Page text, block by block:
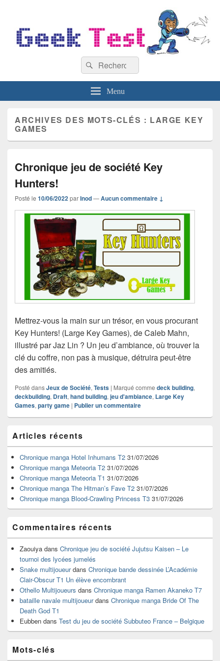
Recherche :
Rechercher
Menu
ARCHIVES DES MOTS-CLÉS : LARGE KEY
GAMES
Chronique jeu de société Key
Hunters!
Posté le 10/06/2022parInod—Aucun commentaire ↓
Mettrez-vous la main sur un trésor, en vous procurant
Key Hunters! (Large Key Games), de Caleb Mahn,
illustré par Jaz Lin ? Un jeu d’ambiance, où trouver la
clé du coffre, non pas à musique, détruira peut-être
des amitiés.
Posté dansJeux de Société, Tests | Marqué comme deck building,
deckbuilding, Draft, hand building, jeu d'ambiance, Large Key
Games, party game | Publier un commentaire
principale
de
widget
pour
barre
latérale
Articles récents
Chronique manga Hotel Inhumans T2 31/07/2026
Chronique manga Meteoria T2 31/07/2026
Chronique manga Meteoria T1 31/07/2026
Chronique manga The Hitman’s Fave T2 31/07/2026
Chronique manga Blood-Crawling Princess T3 31/07/2026
Commentaires récents
Zaouiya dans Chronique jeu de société Jujutsu Kaisen – Le
tournoi des lycées jumelés
Snake multijoueurdans Chronique bande dessinée L’Académie
Clair-Obscur T1 Un élève encombrant
Othello Multijoueurs dans Chronique manga Ramen Akaneko T7
bataille navale multijoueurdans Chronique manga Bride Of The
Death God T1
Eubben dans Test du jeu de société Subbuteo France – Belgique
Mots-clés